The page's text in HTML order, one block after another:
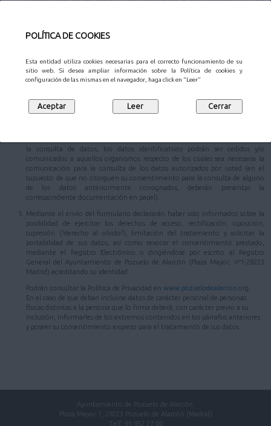
POLÍTICA DE COOKIES
Esta entidad utiliza cookies necesarias para el correcto funcionamiento de su
sitio web. Si desea ampliar información sobre la Política de cookies y
configuración de las mismas en el navegador, haga click en "Leer"
del tratamiento con la finalidad de registrar y tramitar su solicitud, realizar
las consultas autorizadas, así como servir de base para futuras gestiones que
plazos necesarios para cumplir con la finalidad mencionada y los establecidos
legalmente.
Los datos personales aportados podrán ser comunicados a las diferentes áreas
Gerencia Municipal de Urbanismo, u otras entidades en los supuestos
previstos en la normativa de aplicación, con el propósito de hacer efectiva la
la consulta de datos, los datos identificativos podrán ser cedidos y/o
comunicados a aquellos organismos respecto de los cuales sea necesaria la
comunicación para la consulta de los datos autorizados por usted (en el
supuesto de que no otorguen su consentimiento para la consulta de alguno
de los datos anteriormente consignados, deberán presentar la
correspondiente documentación en papel).
Mediante el envío del formulario declararán haber sido informados sobre la
posibilidad de ejercitar los derechos de acceso, rectificación, oposición,
supresión (?derecho al olvido?), limitación del tratamiento y solicitar la
portabilidad de sus datos, así como revocar el consentimiento prestado,
mediante el Registro Electrónico o dirigiéndose por escrito al Registro
General del Ayuntamiento de Pozuelo de Alarcón (Plaza Mayor, nº1-28223
Madrid) acreditando su identidad.
Podrán consultar la Política de Privacidad en www.pozuelodealarcon.org
En el caso de que deban incluirse datos de carácter personal de personas
físicas distintas a la persona que lo firma deberá, con carácter previo a su
inclusión, informarles de los extremos contenidos en los párrafos anteriores
y poseer su consentimiento expreso para el tratamiento de sus datos.
Ayuntamiento de Pozuelo de Alarcón.
Plaza Mayor 1, 28223 Pozuelo de Alarcón (Madrid)
Telf. 91 452 27 00